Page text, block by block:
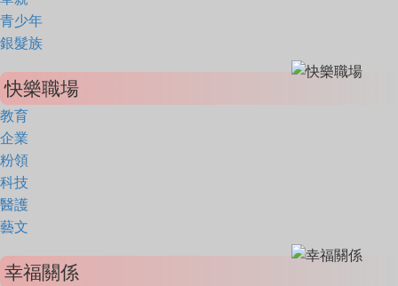
青少年
銀髮族
快樂職場
教育
企業
粉領
科技
醫護
藝文
幸福關係